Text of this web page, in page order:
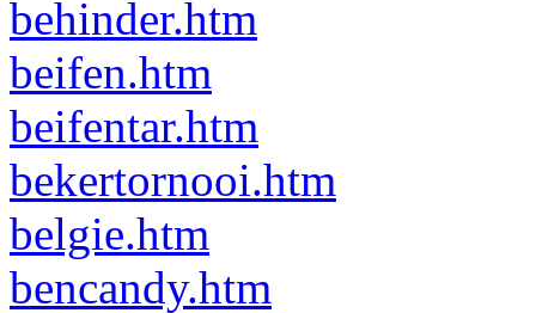
behinder.htm
beifen.htm
beifentar.htm
bekertornooi.htm
belgie.htm
bencandy.htm